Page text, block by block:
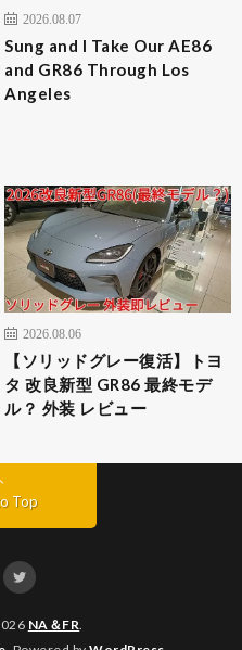
2026.08.07
Sung and I Take Our AE86
and GR86 Through Los
Angeles
2026.08.06
【ソリッドグレー復活】トヨ
タ 改良新型 GR86 最終モデ
ル？ 外装 レビュー
Top
NA＆FR.